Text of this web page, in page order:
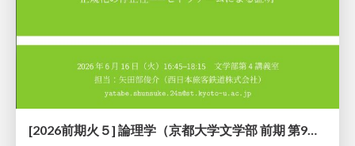
[2026前期火５] 論理学（京都大学文学部 前期 第9回）「正規化の停止性——ヒドラゲームによる証明」